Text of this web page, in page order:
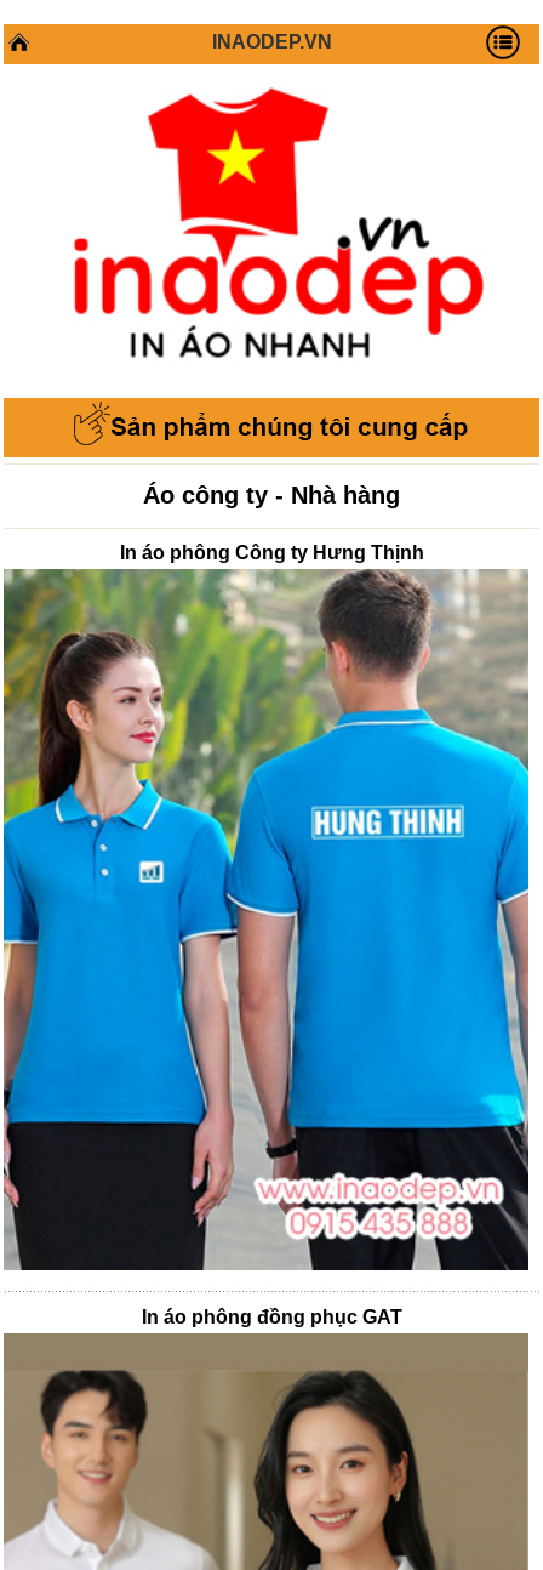
INAODEP.VN
Áo công ty - Nhà hàng
In áo phông Công ty Hưng Thịnh
In áo phông đồng phục GAT